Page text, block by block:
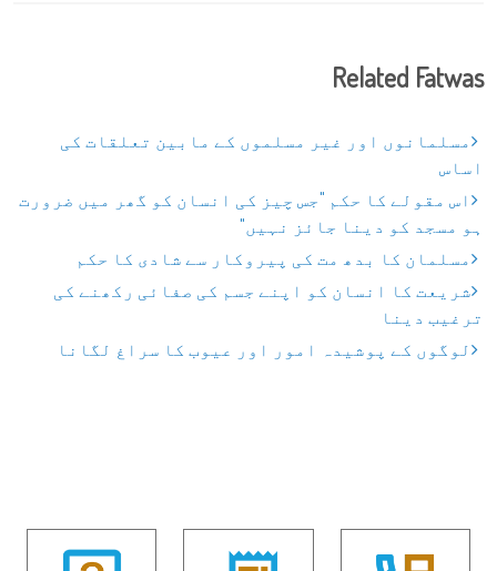
Related Fatwas
مسلمانوں اور غیر مسلموں کے مابین تعلقات کی
اساس
اس مقولے کا حکم "جس چیز کی انسان کو گھر میں ضرورت
ہو مسجد کو دینا جائز نہیں"
مسلمان کا بدھ مت کی پیروکار سے شادی کا حکم
شریعت کا انسان کو اپنے جسم کی صفائی رکھنے کی
ترغیب دینا
لوگوں کے پوشیدہ امور اور عیوب کا سراغ لگانا